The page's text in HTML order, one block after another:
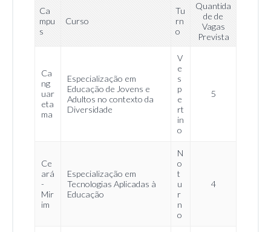
Ca
mpu
s
Curso
Tu
rn
o
Quantida
de de
Vagas
Prevista
Ca
ng
uar
eta
ma
Especialização em
Educação de Jovens e
Adultos no contexto da
Diversidade
V
e
s
p
e
rt
in
o
5
Ce
ará
-
Mir
im
Especialização em
Tecnologias Aplicadas à
Educação
N
o
t
u
r
n
o
4